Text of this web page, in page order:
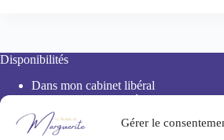
Gérer le
Disponibilités
Dans mon cabinet libéral
De chez vous en vidéo
Par téléphone
À distance sur photo